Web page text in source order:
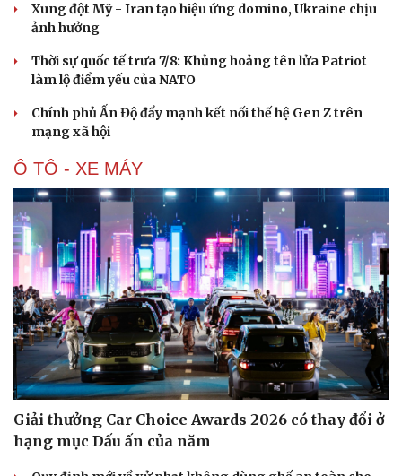
Xung đột Mỹ - Iran tạo hiệu ứng domino, Ukraine chịu
ảnh hưởng
Thời sự quốc tế trưa 7/8: Khủng hoảng tên lửa Patriot
làm lộ điểm yếu của NATO
Chính phủ Ấn Độ đẩy mạnh kết nối thế hệ Gen Z trên
mạng xã hội
Ô TÔ - XE MÁY
Giải thưởng Car Choice Awards 2026 có thay đổi ở
hạng mục Dấu ấn của năm